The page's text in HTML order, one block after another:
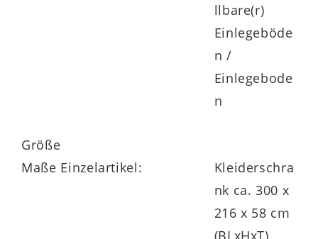
Maße jeweils ca. 60 x 48 x 43 cm (B/LxHxT)
Highlights der Serie
Schließdämpfung bei Türen und
llbare(r)
Einlegeböde
n /
Einlegebode
n
Größe
Maße Einzelartikel:
Kleiderschra
nk ca. 300 x
216 x 58 cm
(BLxHxT)